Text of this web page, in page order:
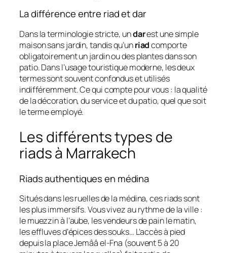
La différence entre riad et dar
Dans la terminologie stricte, undarest une simple
maison sans jardin, tandis qu’unriadcomporte
obligatoirement un jardin ou des plantes dans son
patio. Dans l’usage touristique moderne, les deux
termes sont souvent confondus et utilisés
indifféremment. Ce qui compte pour vous : la qualité
de la décoration, du service et du patio, quel que soit
le terme employé.
Les différents types de
riads à Marrakech
Riads authentiques en médina
Situés dans les ruelles de la médina, ces riads sont
les plus immersifs. Vous vivez au rythme de la ville :
le muezzin à l’aube, les vendeurs de pain le matin,
les effluves d’épices des souks… L’accès à pied
depuis la place Jemââ el-Fna (souvent 5 à 20